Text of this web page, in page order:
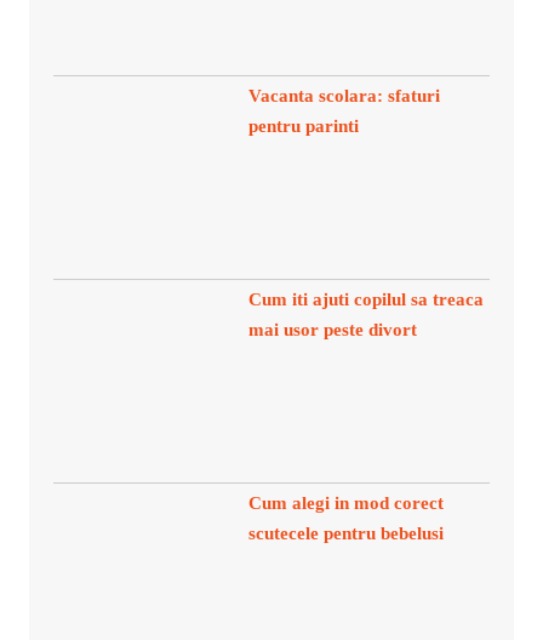
Vacanta scolara: sfaturi
pentru parinti
Cum iti ajuti copilul sa treaca
mai usor peste divort
Cum alegi in mod corect
scutecele pentru bebelusi